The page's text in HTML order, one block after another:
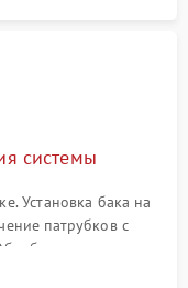
системы
Установка бака на
патрубков с
стыков
протечек воды.